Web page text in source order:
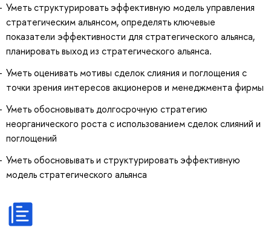
Уметь структурировать эффективную модель управления
стратегическим альянсом, определять ключевые
показатели эффективности для стратегического альянса,
планировать выход из стратегического альянса.
Уметь оценивать мотивы сделок слияния и поглощения с
точки зрения интересов акционеров и менеджмента фирмы
Уметь обосновывать долгосрочную стратегию
неорганического роста с использованием сделок слияний и
поглощений
Уметь обосновывать и структурировать эффективную
модель стратегического альянса